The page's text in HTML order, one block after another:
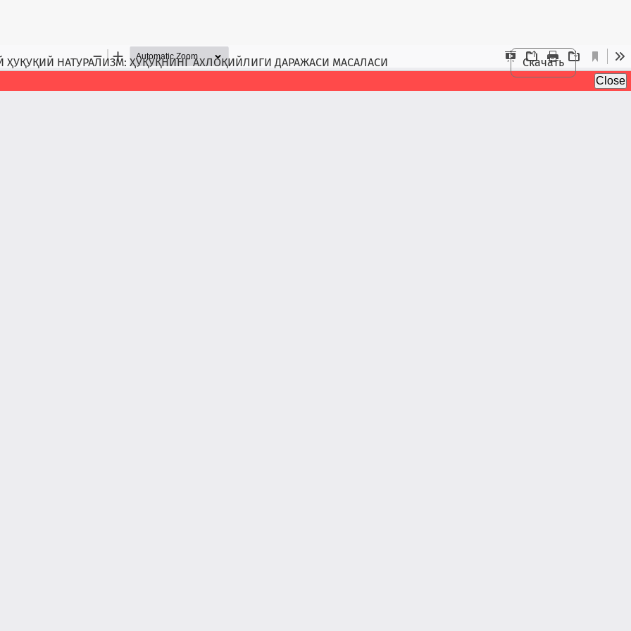
НАТУРАЛИЗМ: ҲУҚУҚНИНГ АХЛОҚИЙЛИГИ ДАРАЖАСИ МАСАЛАСИ Скачать